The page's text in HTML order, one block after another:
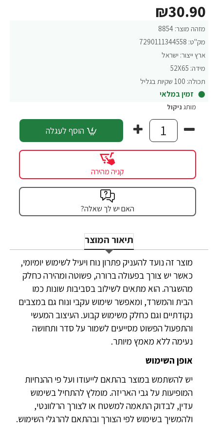
מזהה מוצר: 8854
מק"ט: 7290111344558
ארץ ייצור: ישראל
מידה: 52X65
תכולה: 100 שקיות בגליל
זמין במלאי
₪30.90
מותג ניקול
הוסף לעגלה
קניה מהירה
האם יש לך שאלה?
תיאור המוצר
מוצר זה נועד להעניק פתרון נוח ויעיל לשימוש יומיומי,
כאשר יש צורך בפעולה ברורה, פשוטה ומהירה כחלק
מהשגרה. הוא מתאים לשילוב בסביבות שונות כמו
הבית והמשרד, ומאפשר שימוש עקבי ונוח גם במצבים
נקודתיים וגם כחלק משימוש קבוע. העיצוב המעשי
והתפעול הפשוט מסייעים לשמור על סדר ותחושה
נעימה ללא מאמץ מיותר.
אופן השימוש
יש להשתמש במוצר בהתאם לייעודו ועל פי ההנחיות
המופיעות על גבי האריזה. מומלץ להתחיל בשימוש
עדין, לבדוק התאמה למשטח או לצורך הרלוונטי,
ולהמשיך בשימוש לפי הצורך ובהתאם להרגלי השימוש.